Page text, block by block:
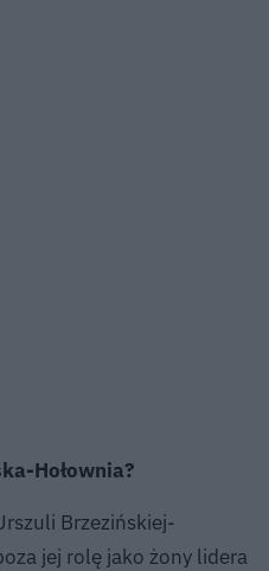
Hołownia?
Brzezińskiej-
jej rolę jako żony lidera